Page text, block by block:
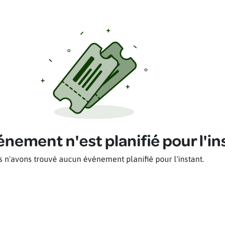
n'est planifié pour
n'avons trouvé aucun événement planifié pour l'instant.